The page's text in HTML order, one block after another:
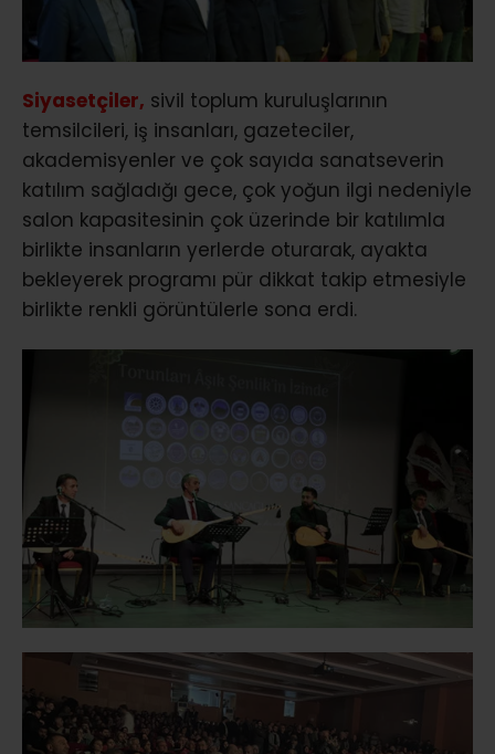
Siyasetçiler, sivil toplum kuruluşlarının
temsilcileri, iş insanları, gazeteciler,
akademisyenler ve çok sayıda sanatseverin
katılım sağladığı gece, çok yoğun ilgi nedeniyle
salon kapasitesinin çok üzerinde bir katılımla
birlikte insanların yerlerde oturarak, ayakta
bekleyerek programı pür dikkat takip etmesiyle
birlikte renkli görüntülerle sona erdi.